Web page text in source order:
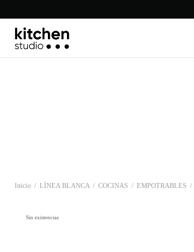
Inicio / LÍNEA BLANCA / COCINAS / EMPOTRABLES /
Sin existencias